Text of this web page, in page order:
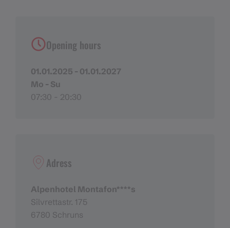
Opening hours
01.01.2025 - 01.01.2027
Mo - Su
07:30 - 20:30
Adress
Alpenhotel Montafon****s
Silvrettastr. 175
6780 Schruns